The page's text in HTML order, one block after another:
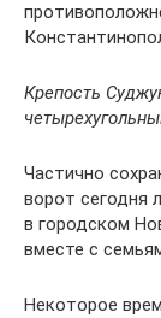
Крепость
Частично
ворот сегодня
в городском
вместе с
Некоторое